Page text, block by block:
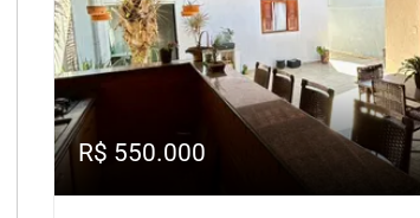
R$ 550.000